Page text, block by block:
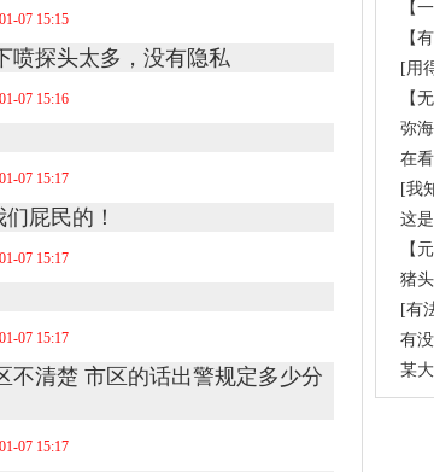
07 15:15
喷探头太多，没有隐私
07 15:16
07 15:17
屁民的！
07 15:17
07 15:17
不清楚 市区的话出警规定多少分
07 15:17
【
【
[用
【
弥
在
[我
这
【
猪
[有
有
某